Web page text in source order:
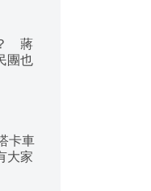
蔣
團也
卡車
大家